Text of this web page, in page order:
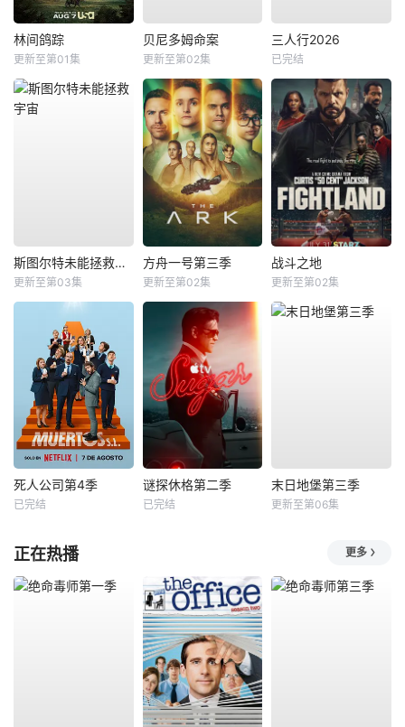
林间鸽踪
更新至第01集
贝尼多姆命案
更新至第02集
三人行2026
已完结
斯图尔特未能拯救宇宙
更新至第03集
方舟一号第三季
更新至第02集
战斗之地
更新至第02集
死人公司第4季
已完结
谜探休格第二季
已完结
末日地堡第三季
更新至第06集
正在热播 更多